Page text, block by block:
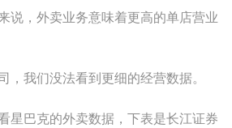
说，外卖业务意味着更高的单店营业
，我们没法看到更细的经营数据。
星巴克的外卖数据，下表是长江证券